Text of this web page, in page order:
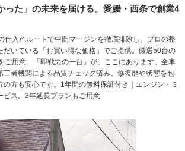
った」の未来を届ける。愛媛・西条で創業4
仕入れルートで中間マージンを徹底排除し、プロの整
だいている「お買い得な価格」でご提供。厳選50台の
ご用意。「即戦力の一台」が、ここにあります。全車
三者機関による品質チェック済み。修復歴や状態を包
方も安心です。1年間の無料保証付き｜エンジン・ミ
ビス。3年延長プランもご用意